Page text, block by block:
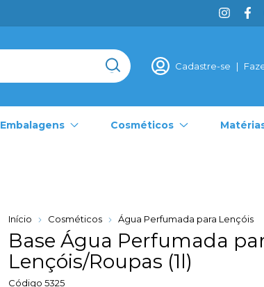
Cadastre-se |
Embalagens Cosméticos
Início Cosméticos Água Perfumada para Lençóis
Base Água Perfumada
Lençóis/Roupas (1l)
Código 5325